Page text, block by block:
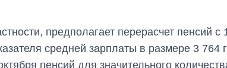
предполагает перерасчет пенсий с
средней зарплаты в размере 3 764
пенсий для значительного